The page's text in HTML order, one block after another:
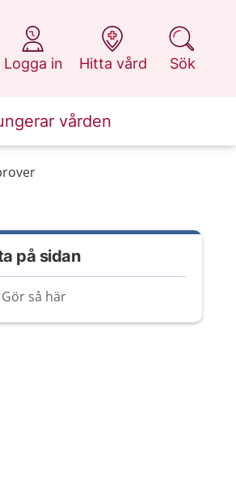
Logga in
på 1177.se
Hitta vård
på 1177.se
Sök
på 1177.se
vården
på sidan
Gör så här